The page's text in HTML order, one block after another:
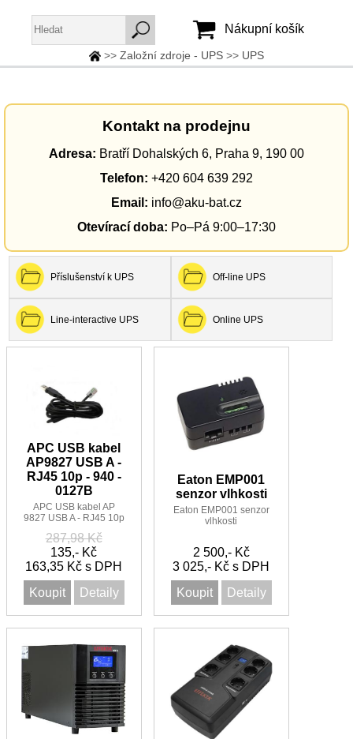
Heslo:
Zapomenuté heslo
Nákupní košík
>> Založní zdroje - UPS>> UPS
Kontakt na prodejnu
Adresa: Bratří Dohalských 6, Praha 9, 190 00
Telefon: +420 604 639 292
Email: info@aku-bat.cz
Otevírací doba: Po–Pá 9:00–17:30
Příslušenství k UPS Off-line UPS
Line-interactive UPS Online UPS
APC USB kabel
AP9827 USB A -
RJ45 10p - 940 -
0127B
APC USB kabel AP
9827 USB A - RJ45 10p
287,98 Kč
135,- Kč
163,35 Kč s DPH
Koupit
Detaily
Eaton EMP001
senzor vlhkosti
Eaton EMP001 senzor
vlhkosti
2 500,- Kč
3 025,- Kč s DPH
Koupit
Detaily